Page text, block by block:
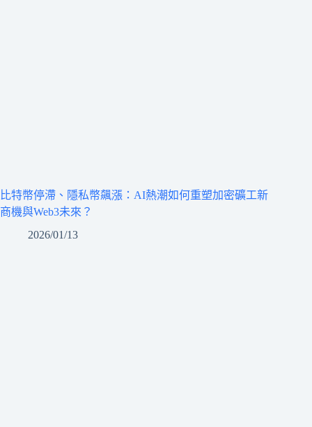
比特幣停滯、隱私幣飆漲：AI熱潮如何重塑加密礦工新
商機與Web3未來？
2026/01/13